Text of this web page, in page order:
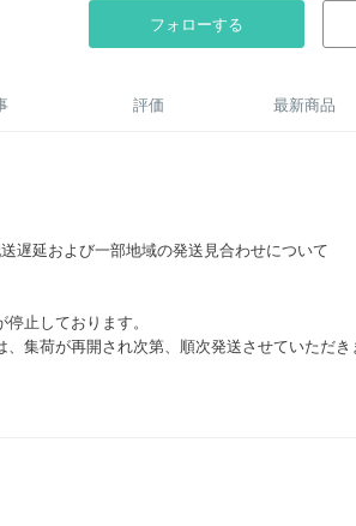
フォローする
評価 最新商品
遅延および一部地域の発送見合わせについて
止しております。
集荷が再開され次第、順次発送させていただき
しますが、何卒ご理解とご協力を賜りますようお